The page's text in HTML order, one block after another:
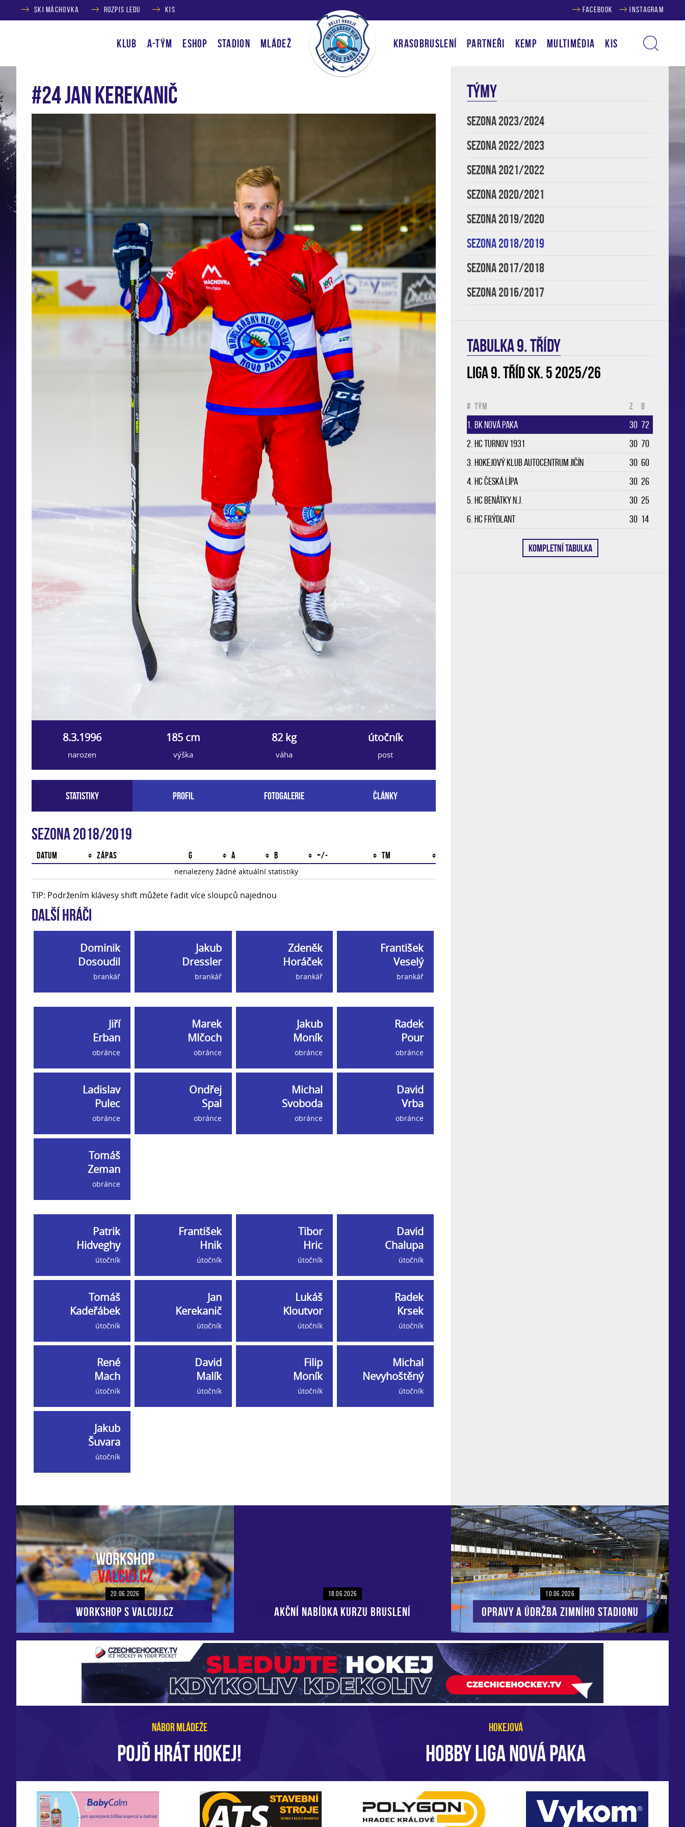
SKI MÁCHOVKA ROZPIS LEDU KIS FACEBOOK INSTAGRAM
KLUB A-TÝM ESHOP STADION MLÁDEŽ KRASOBRUSLENÍ PARTNEŘI KEMP MULTIMÉDIA KIS
#24 Jan Kerekanič
8.3.1996
narozen
185 cm
výška
82 kg
váha
útočník
post
Statistiky Profil Fotogalerie Články
Sezona 2018/2019
Datum Zápas G A B +/- TM
nenalezeny žádné aktuální statistiky
TIP: Podržením klávesy shift můžete řadit více sloupců najednou
Další hráči
Dominik
Dosoudil
brankář
Jakub
Dressler
brankář
Zdeněk
Horáček
brankář
František
Veselý
brankář
Jiří
Erban
obránce
Marek
Mlčoch
obránce
Jakub
Moník
obránce
Radek
Pour
obránce
Ladislav
Pulec
obránce
Ondřej
Spal
obránce
Michal
Svoboda
obránce
David
Vrba
obránce
Tomáš
Zeman
obránce
Patrik
Hidveghy
útočník
František
Hnik
útočník
Tibor
Hric
útočník
David
Chalupa
útočník
Tomáš
Kadeřábek
útočník
Jan
Kerekanič
útočník
Lukáš
Kloutvor
útočník
Radek
Krsek
útočník
René
Mach
útočník
David
Malík
útočník
Filip
Moník
útočník
Michal
Nevyhoštěný
útočník
Jakub
Šuvara
útočník
TÝMY
SEZONA 2023/2024
SEZONA 2022/2023
SEZONA 2021/2022
SEZONA 2020/2021
SEZONA 2019/2020
SEZONA 2018/2019
SEZONA 2017/2018
SEZONA 2016/2017
TABULKA 9. třídy
Liga 9. tříd sk. 5 2025/26
# Tým Z B
1. BK Nová Paka 30 72
2. HC Turnov 1931 30 70
3. Hokejový klub Autocentrum Jičín 30 60
4. HC Česká Lípa 30 26
5. HC Benátky n.J. 30 25
6. HC Frýdlant 30 14
KOMPLETNÍ TABULKA
20.06.2026
Workshop s VALCUJ.CZ
18.06.2026
AKČNÍ NABÍDKA KURZU BRUSLENÍ
10.06.2026
Opravy a údržba zimního stadionu
NÁBOR MLÁDEŽE
POJĎ HRÁT HOKEJ!
HOKEJOVÁ
HOBBY LIGA NOVÁ PAKA